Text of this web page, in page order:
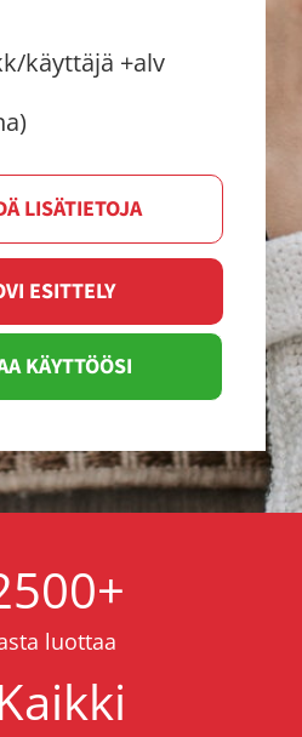
käyttäjä +alv
LISÄTIETOJA
ESITTELY
KÄYTTÖÖSI
+
luottaa
Kaikki